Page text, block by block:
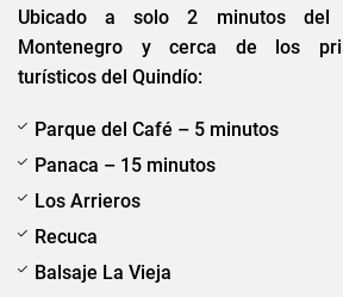
Ubicado a solo 2 minutos del
Montenegro y cerca de los
turísticos del Quindío:
Parque del Café – 5 minutos
Panaca – 15 minutos
Los Arrieros
Recuca
Balsaje La Vieja